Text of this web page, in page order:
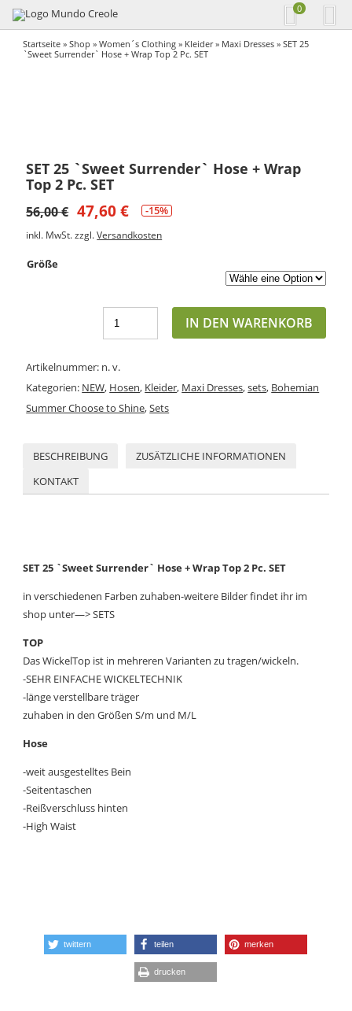
0
Startseite »Shop »Women´s Clothing » Kleider» Maxi Dresses » SET 25
`Sweet Surrender` Hose + Wrap Top 2 Pc. SET
SET 25 `Sweet Surrender` Hose + Wrap
Top 2 Pc. SET
56,00€ 47,60€ -15%
inkl. MwSt. zzgl.Versandkosten
Größe
IN DEN WARENKORB
Artikelnummer: n. v.
Kategorien: NEW, Hosen, Kleider, Maxi Dresses,sets, Bohemian
Summer Choose to Shine,Sets
BESCHREIBUNG
ZUSÄTZLICHE INFORMATIONEN
KONTAKT
SET 25 `Sweet Surrender` Hose + Wrap Top 2 Pc. SET
in verschiedenen Farben zuhaben-weitere Bilder findet ihr im
shop unter—> SETS
TOP
Das WickelTop ist in mehreren Varianten zu tragen/wickeln.
-SEHR EINFACHE WICKELTECHNIK
-länge verstellbare träger
zuhaben in den Größen S/m und M/L
Hose
-weit ausgestelltes Bein
-Seitentaschen
-Reißverschluss hinten
-High Waist
twittern teilen merken
drucken